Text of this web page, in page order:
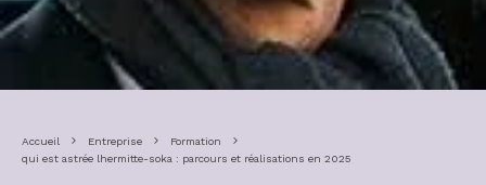
Accueil Entreprise
Formation
qui est astrée lhermitte-soka : parcours et réalisations en 2025